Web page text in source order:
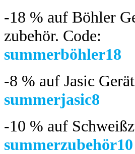
-18 % auf Böhler
zubehör. Code:
summerböhler18
-8 % auf Jasic
summerjasic8
-10 % auf
summerzubehör10